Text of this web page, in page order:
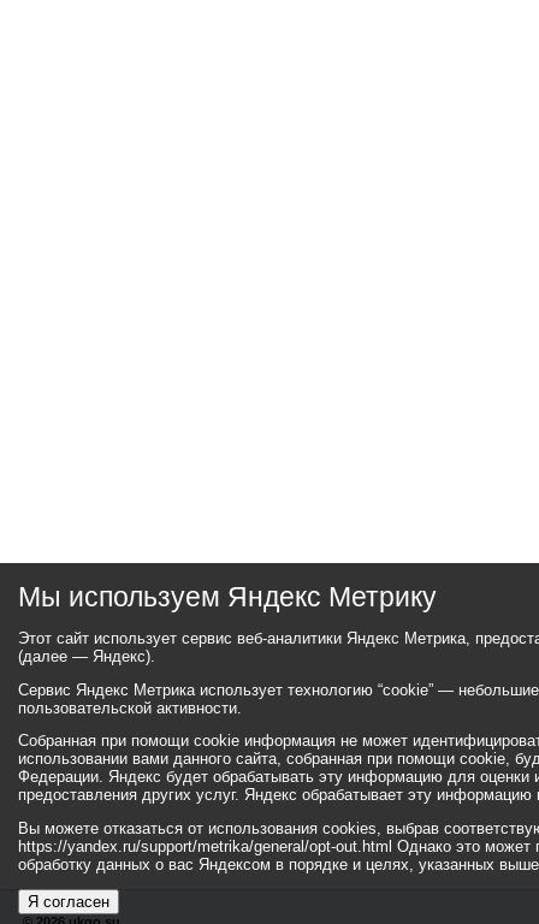
Мы используем Яндекс Метрику
Этот сайт использует сервис веб-аналитики Яндекс Метрика,
(далее — Яндекс).
Сервис Яндекс Метрика использует технологию “cookie” —
пользовательской активности.
Собранная при помощи cookie информация не может
использовании вами данного сайта, собранная при помощи cookie,
Федерации. Яндекс будет обрабатывать эту информацию для оценки
предоставления других услуг. Яндекс обрабатывает эту
Вы можете отказаться от использования cookies, выбрав
https://yandex.ru/support/metrika/general/opt-out.html Однако это может
обработку данных о вас Яндексом в порядке и целях, указанных
Я согласен